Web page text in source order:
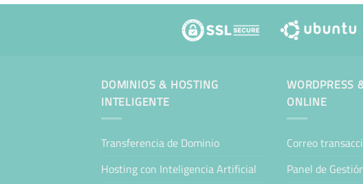
DOMINIOS & HOSTING
INTELIGENTE
Transferencia de Dominio
Hosting con Inteligencia Artificial
WORDPRESS
ONLINE
Correo
Panel de